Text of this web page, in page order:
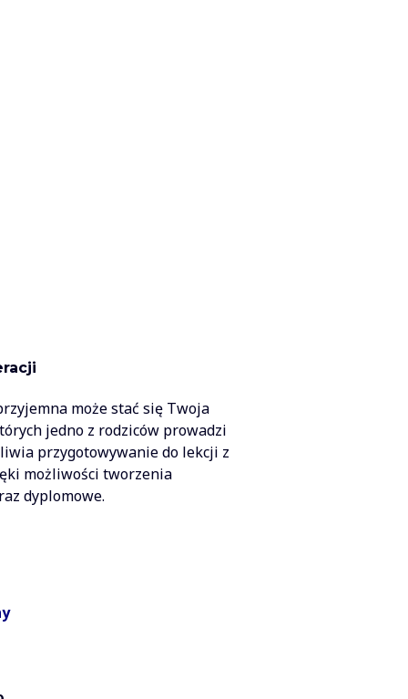
może stać się Twoja
jedno z rodziców prowadzi
przygotowywanie do lekcji z
możliwości tworzenia
dyplomowe.